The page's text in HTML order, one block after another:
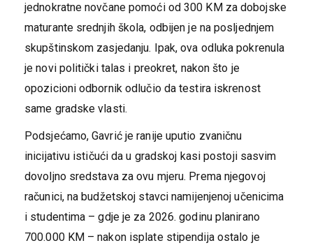
jednokratne novčane pomoći od 300 KM za dobojske
maturante srednjih škola, odbijen je na posljednjem
skupštinskom zasjedanju. Ipak, ova odluka pokrenula
je novi politički talas i preokret, nakon što je
opozicioni odbornik odlučio da testira iskrenost
same gradske vlasti.
​Podsjećamo, Gavrić je ranije uputio zvaničnu
inicijativu ističući da u gradskoj kasi postoji sasvim
dovoljno sredstava za ovu mjeru. Prema njegovoj
računici, na budžetskoj stavci namijenjenoj učenicima
i studentima – gdje je za 2026. godinu planirano
700.000 KM – nakon isplate stipendija ostalo je